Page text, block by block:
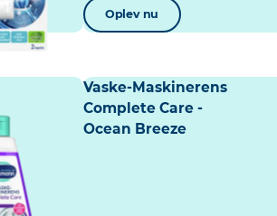
Oplev nu
Vaske-Maskinerens
Complete Care -
Ocean Breeze